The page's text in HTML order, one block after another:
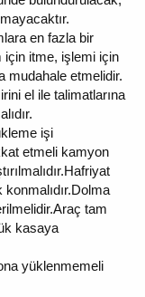
en fazla bir
için itme, işlemi için
mudahale etmelidir.
el ile talimatlarına
işi
etmeli kamyon
tam
kasaya
yüklenmemeli